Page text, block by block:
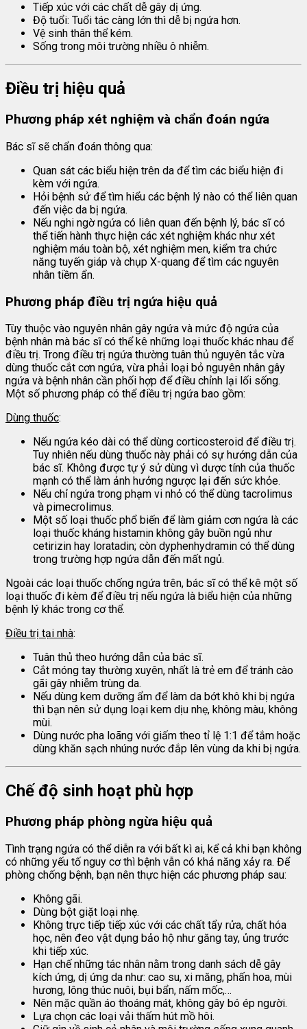
Tiếp xúc với các chất dễ gây dị ứng.
Độ tuổi: Tuổi tác càng lớn thì dễ bị ngứa hơn.
Vệ sinh thân thể kém.
Sống trong môi trường nhiều ô nhiễm.
Điều trị hiệu quả
Phương pháp xét nghiệm và chẩn đoán ngứa
Bác sĩ sẽ chẩn đoán thông qua:
Quan sát các biểu hiện trên da để tìm các biểu hiện đi
kèm với ngứa.
Hỏi bệnh sử để tìm hiểu các bệnh lý nào có thể liên quan
đến việc da bị ngứa.
Nếu nghi ngờ ngứa có liên quan đến bệnh lý, bác sĩ có
thể tiến hành thực hiện các xét nghiệm khác như xét
nghiệm máu toàn bộ, xét nghiệm men, kiểm tra chức
năng tuyến giáp và chụp X-quang để tìm các nguyên
nhân tiềm ẩn.
Phương pháp điều trị ngứa hiệu quả
Tùy thuộc vào nguyên nhân gây ngứa và mức độ ngứa của
bệnh nhân mà bác sĩ có thể kê những loại thuốc khác nhau để
điều trị. Trong điều trị ngứa thường tuân thủ nguyên tắc vừa
dùng thuốc cắt cơn ngứa, vừa phải loại bỏ nguyên nhân gây
ngứa và bệnh nhân cần phối hợp để điều chỉnh lại lối sống.
Một số phương pháp có thể điều trị ngứa bao gồm:
Dùng thuốc:
Nếu ngứa kéo dài có thể dùng corticosteroid để điều trị.
Tuy nhiên nếu dùng thuốc này phải có sự hướng dẫn của
bác sĩ. Không được tự ý sử dùng vì dược tính của thuốc
mạnh có thể làm ảnh hưởng ngược lại đến sức khỏe.
Nếu chỉ ngứa trong phạm vi nhỏ có thể dùng tacrolimus
và pimecrolimus.
Một số loại thuốc phổ biến để làm giảm cơn ngứa là các
loại thuốc kháng histamin không gây buồn ngủ như
cetirizin hay loratadin; còn dyphenhydramin có thể dùng
trong trường hợp ngứa dẫn đến mất ngủ.
Ngoài các loại thuốc chống ngứa trên, bác sĩ có thể kê một số
loại thuốc đi kèm để điều trị nếu ngứa là biểu hiện của những
bệnh lý khác trong cơ thể.
Điều trị tại nhà:
Tuân thủ theo hướng dẫn của bác sĩ.
Cắt móng tay thường xuyên, nhất là trẻ em để tránh cào
gãi gây nhiễm trùng da.
Nếu dùng kem dưỡng ẩm để làm da bớt khô khi bị ngứa
thì bạn nên sử dụng loại kem dịu nhẹ, không màu, không
mùi.
Dùng nước pha loãng với giấm theo tỉ lệ 1:1 để tắm hoặc
dùng khăn sạch nhúng nước đắp lên vùng da khi bị ngứa.
Chế độ sinh hoạt phù hợp
Phương pháp phòng ngừa hiệu quả
Tình trạng ngứa có thể diễn ra với bất kì ai, kể cả khi bạn không
có những yếu tố nguy cơ thì bệnh vẫn có khả năng xảy ra. Để
phòng chống bệnh, bạn nên thực hiện các phương pháp sau:
Không gãi.
Dùng bột giặt loại nhẹ.
Không trực tiếp tiếp xúc với các chất tẩy rửa, chất hóa
học, nên đeo vật dụng bảo hộ như găng tay, ủng trước
khi tiếp xúc.
Hạn chế những tác nhân nằm trong danh sách dễ gây
kích ứng, dị ứng da như: cao su, xi măng, phấn hoa, mùi
hương, lông thúc nuôi, bụi bẩn, nấm mốc,…
Nên mặc quần áo thoáng mát, không gây bó ép người.
Lựa chọn các loại vải thấm hút mồ hôi.